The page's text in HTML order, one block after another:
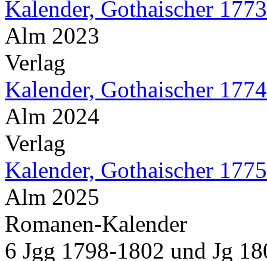
Kalender, Gothaischer 1773
Alm 2023
Verlag
Kalender, Gothaischer 1774
Alm 2024
Verlag
Kalender, Gothaischer 1775
Alm 2025
Romanen-Kalender
6 Jgg 1798-1802 und Jg